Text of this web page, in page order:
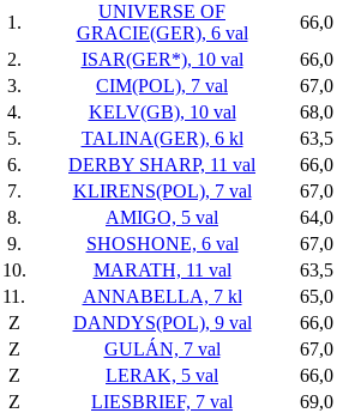
1.
UNIVERSE OF
GRACIE(GER), 6 val
66,0
2.
ISAR(GER*), 10 val 66,0
3.
CIM(POL), 7 val 67,0
4.
KELV(GB), 10 val 68,0
5.
TALINA(GER), 6 kl 63,5
6.
DERBY SHARP, 11 val 66,0
7.
KLIRENS(POL), 7 val 67,0
8.
AMIGO, 5 val 64,0
9.
SHOSHONE, 6 val 67,0
10.
MARATH, 11 val 63,5
11.
ANNABELLA, 7 kl 65,0
Z
DANDYS(POL), 9 val 66,0
Z
GULÁN, 7 val 67,0
Z
LERAK, 5 val 66,0
Z
LIESBRIEF, 7 val 69,0